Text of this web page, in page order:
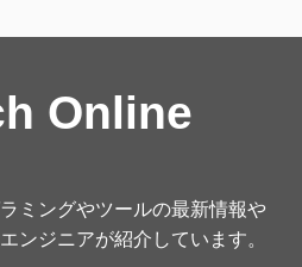
Online
ミングやツールの最新情報や
ンジニアが紹介しています。